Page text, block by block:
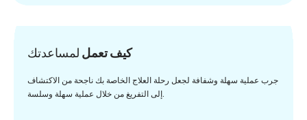
كيف تعمل لمساعدتك
جرب عملية سهلة وشفافة لجعل رحلة العلاج الخاصة بك ناجحة من الاكتشاف
إلى التفريغ من خلال عملية سهلة وسلسة.